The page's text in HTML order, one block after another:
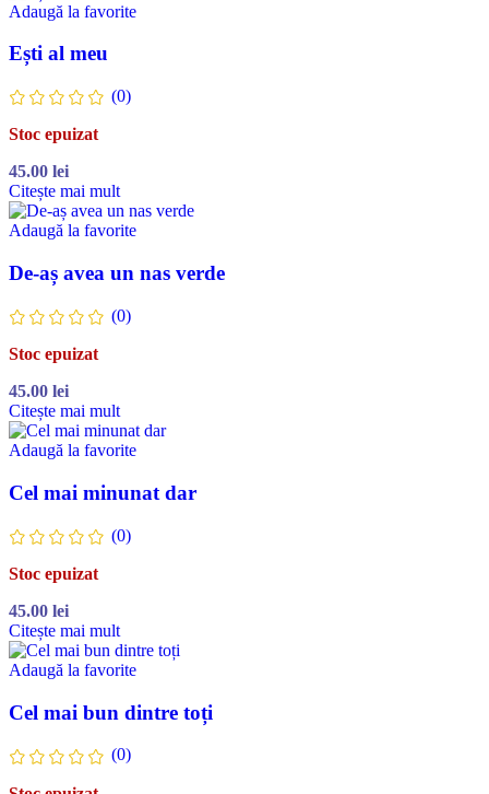
Adaugă la favorite
Ești al meu
(0)
Stoc epuizat
45.00 lei
Citește mai mult
Adaugă la favorite
De-aș avea un nas verde
(0)
Stoc epuizat
45.00 lei
Citește mai mult
Adaugă la favorite
Cel mai minunat dar
(0)
Stoc epuizat
45.00 lei
Citește mai mult
Adaugă la favorite
Cel mai bun dintre toți
(0)